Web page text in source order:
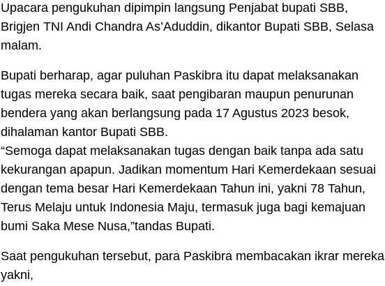
Upacara pengukuhan dipimpin langsung Penjabat bupati SBB,
Brigjen TNI Andi Chandra As’Aduddin, dikantor Bupati SBB, Selasa
malam.
Bupati berharap, agar puluhan Paskibra itu dapat melaksanakan
tugas mereka secara baik, saat pengibaran maupun penurunan
bendera yang akan berlangsung pada 17 Agustus 2023 besok,
dihalaman kantor Bupati SBB.
“Semoga dapat melaksanakan tugas dengan baik tanpa ada satu
kekurangan apapun. Jadikan momentum Hari Kemerdekaan sesuai
dengan tema besar Hari Kemerdekaan Tahun ini, yakni 78 Tahun,
Terus Melaju untuk Indonesia Maju, termasuk juga bagi kemajuan
bumi Saka Mese Nusa,”tandas Bupati.
Saat pengukuhan tersebut, para Paskibra membacakan ikrar mereka
yakni,